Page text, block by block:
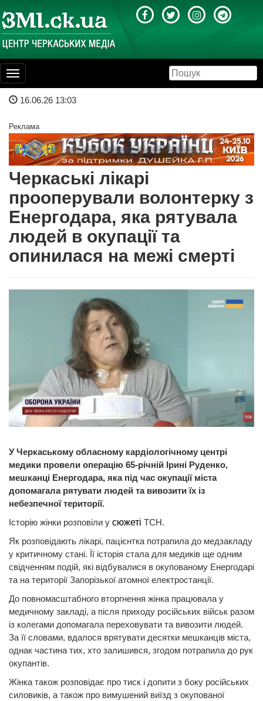
Toggle
navigation
16.06.26 13:03
Реклама
Черкаські лікарі
прооперували волонтерку з
Енергодара, яка рятувала
людей в окупації та
опинилася на межі смерті
У Черкаському обласному кардіологічному центрі
медики провели операцію 65-річній Ірині Руденко,
мешканці Енергодара, яка під час окупації міста
допомагала рятувати людей та вивозити їх із
небезпечної території.
Історію жінки розповіли у сюжеті ТСН.
Як розповідають лікарі, пацієнтка потрапила до медзакладу
у критичному стані. Її історія стала для медиків ще одним
свідченням подій, які відбувалися в окупованому Енергодарі
та на території Запорізької атомної електростанції.
До повномасштабного вторгнення жінка працювала у
медичному закладі, а після приходу російських військ разом
із колегами допомагала переховувати та вивозити людей.
За її словами, вдалося врятувати десятки мешканців міста,
однак частина тих, хто залишився, згодом потрапила до рук
окупантів.
Жінка також розповідає про тиск і допити з боку російських
силовиків, а також про вимушений виїзд з окупованої